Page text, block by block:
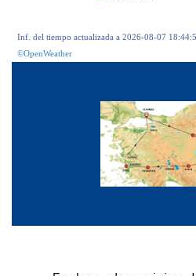
Inf. del tiempo actualizada a 2026-08-07
©OpenWeather